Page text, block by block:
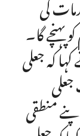
گا۔
کہ جعلی
منطقی